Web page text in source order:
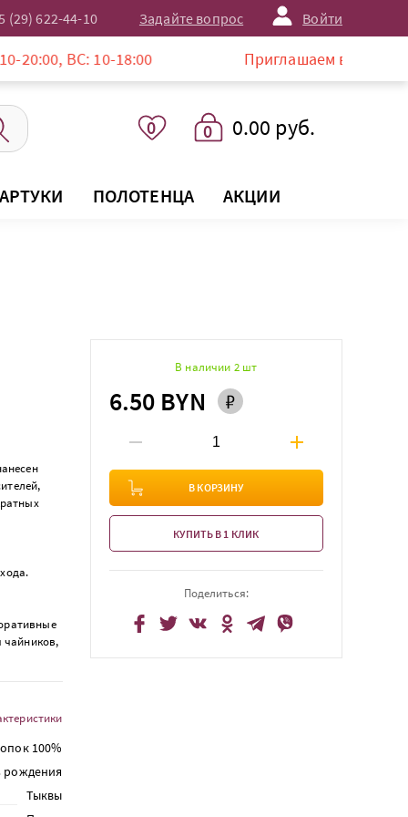
(29) 622-44-10 Задайте вопрос Войти
ВС: 10-18:00 Приглашаем в магазин
0 0 0.00 руб.
ПОЛОТЕНЦА АКЦИИ
чайников,
100%
рождения
Тыквы
В наличии 2 шт
6.50 BYN
В КОРЗИНУ
КУПИТЬ В 1 КЛИК
Поделиться: